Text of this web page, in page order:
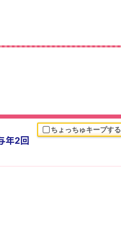
ちょっちゅキープする
年2回